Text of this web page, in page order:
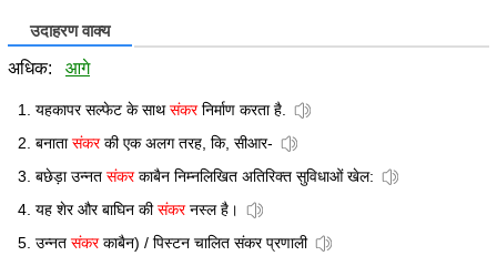
उदाहरण वाक्य
अधिक: आगे
यहकापर सल्फेट के साथसंकरनिर्माण करता है.
बनातासंकरकी एक अलग तरह, कि, सीआर-
बछेड़ा उन्नत संकरकाबैन निम्नलिखित अतिरिक्त सुविधाओं खेल:
यह शेर और बाघिन कीसंकरनस्ल है।
उन्नत संकरकाबैन) / पिस्टन चालित संकर प्रणाली